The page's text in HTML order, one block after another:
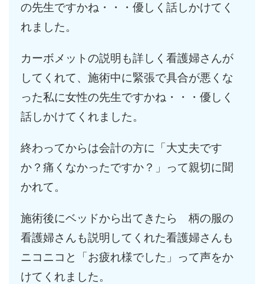
の先生ですかね・・・優しく話しかけてく
れました。
カーボメットの説明も詳しく看護婦さんが
してくれて、施術中に緊張で具合が悪くな
った私に女性の先生ですかね・・・優しく
話しかけてくれました。
終わってからは会計の方に「大丈夫です
か？痛くなかったですか？」って親切に聞
かれて。
施術後にベッドから出てきたら 柄の服の
看護婦さんも説明してくれた看護婦さんも
ニコニコと「お疲れ様でした」って声をか
けてくれました。